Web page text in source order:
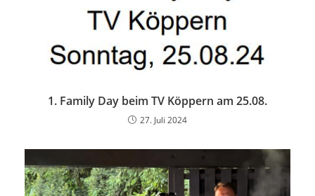
1. Family Day beim TV Köppern am 25.08.
27. Juli 2024